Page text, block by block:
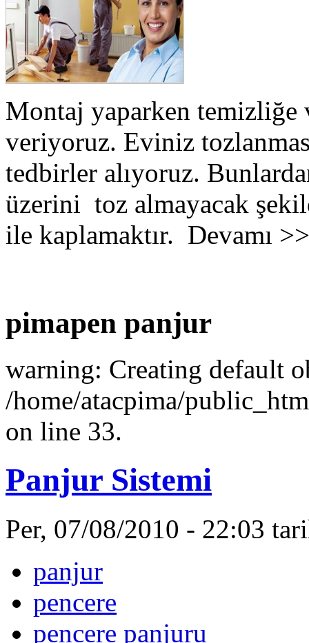
Montaj yaparken
veriyoruz. Eviniz
tedbirler alıyoruz.
üzerini toz almayacak
ile kaplamaktır. Devamı
pimapen panjur
warning: Creating default
/home/atacpima/
on line 33.
Panjur Sistemi
Per, 07/08/2010 - 22:03
panjur
pencere
pencere panjuru